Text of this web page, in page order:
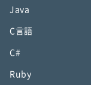
Java
C言語
C#
Ruby